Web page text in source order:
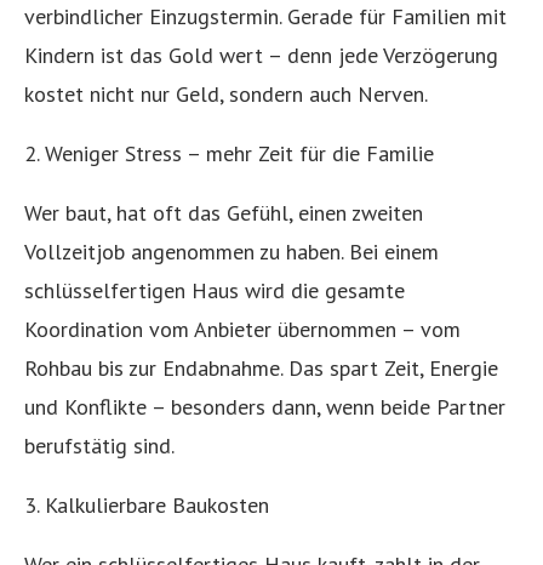
verbindlicher Einzugstermin. Gerade für Familien mit
Kindern ist das Gold wert – denn jede Verzögerung
kostet nicht nur Geld, sondern auch Nerven.
2. Weniger Stress – mehr Zeit für die Familie
Wer baut, hat oft das Gefühl, einen zweiten
Vollzeitjob angenommen zu haben. Bei einem
schlüsselfertigen Haus wird die gesamte
Koordination vom Anbieter übernommen – vom
Rohbau bis zur Endabnahme. Das spart Zeit, Energie
und Konflikte – besonders dann, wenn beide Partner
berufstätig sind.
3. Kalkulierbare Baukosten